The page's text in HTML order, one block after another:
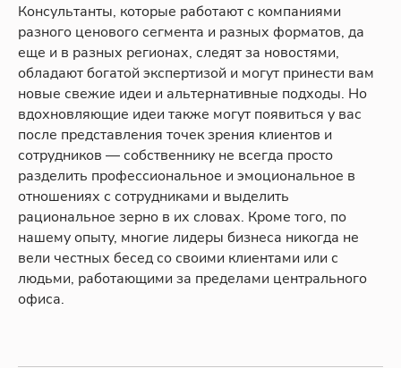
Консультанты, которые работают с компаниями
разного ценового сегмента и разных форматов, да
еще и в разных регионах, следят за новостями,
обладают богатой экспертизой и могут принести вам
новые свежие идеи и альтернативные подходы. Но
вдохновляющие идеи также могут появиться у вас
после представления точек зрения клиентов и
сотрудников — собственнику не всегда просто
разделить профессиональное и эмоциональное в
отношениях с сотрудниками и выделить
рациональное зерно в их словах. Кроме того, по
нашему опыту, многие лидеры бизнеса никогда не
вели честных бесед со своими клиентами или с
людьми, работающими за пределами центрального
офиса.